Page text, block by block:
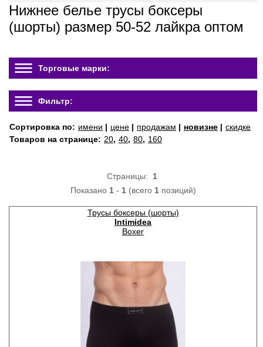
Нижнее белье трусы боксеры
(шорты) размер 50-52 лайкра оптом
Торговые марки:
Фильтр:
Сортировка по: имени | цене | продажам | новизне | скидке
Товаров на странице: 20, 40, 80, 160
Страницы: 1
Показано 1- 1(всего 1позиций)
Трусы боксеры (шорты)
Intimidea
Boxer